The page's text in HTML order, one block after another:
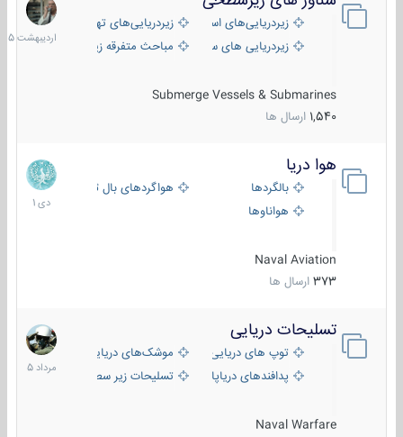
زیردریایی‌های استراتژیکزیردریایی‌های تهاجمی
زیردریایی های سبک
مباحث متفرقه زیرسطحی
Submerge Vessels & Submarines
1,540 ارسال ها
1405
هوا دریا
بالگردها
هواگردهای بال ثابت
هواناوها
Naval Aviation
373 ارسال ها
12
دی
1401
تسلیحات دریایی
توپ های دریایی
موشک‌های دریایی
پدافندهای دریاپایه
تسلیحات زیر سطحی
Naval Warfare
2
مرداد
1405